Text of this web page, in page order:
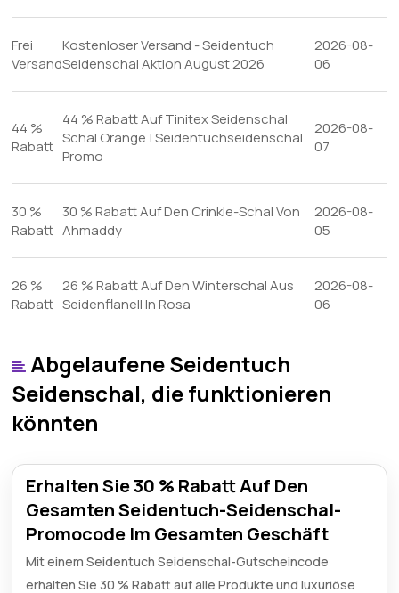
Frei
Versand
Kostenloser Versand - Seidentuch
Seidenschal Aktion August 2026
2026-08-
06
44 %
Rabatt
44 % Rabatt Auf Tinitex Seidenschal
Schal Orange | Seidentuchseidenschal
Promo
2026-08-
07
30 %
Rabatt
30 % Rabatt Auf Den Crinkle-Schal Von
Ahmaddy
2026-08-
05
26 %
Rabatt
26 % Rabatt Auf Den Winterschal Aus
Seidenflanell In Rosa
2026-08-
06
Abgelaufene Seidentuch
Seidenschal, die funktionieren
könnten
Erhalten Sie 30 % Rabatt Auf Den
Gesamten Seidentuch-Seidenschal-
Promocode Im Gesamten Geschäft
Mit einem Seidentuch Seidenschal-Gutscheincode
erhalten Sie 30 % Rabatt auf alle Produkte und luxuriöse